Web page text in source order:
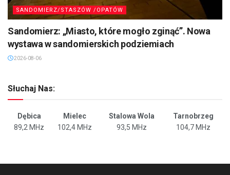
SANDOMIERZ/STASZÓW /OPATÓW
Sandomierz: „Miasto, które mogło zginąć”. Nowa
wystawa w sandomierskich podziemiach
2026-08-06
Słuchaj Nas:
Dębica Mielec Stalowa Wola
Tarnobrzeg
89,2 MHz
102,4 MHz 93,5 MHz 104,7 MHz